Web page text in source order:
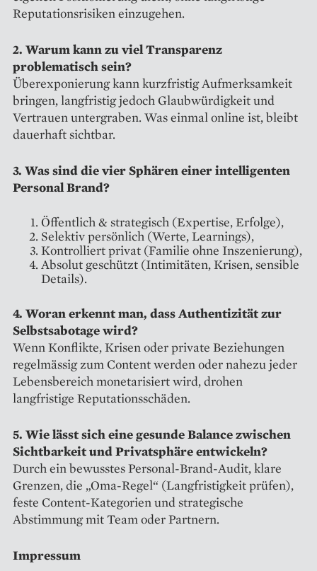
Reputationsrisiken einzugehen.
2. Warum kann zu viel Transparenz
problematisch sein?
Überexponierung kann kurzfristig Aufmerksamkeit
bringen, langfristig jedoch Glaubwürdigkeit und
Vertrauen untergraben. Was einmal online ist, bleibt
dauerhaft sichtbar.
3. Was sind die vier Sphären einer intelligenten
Personal Brand?
Öffentlich & strategisch (Expertise, Erfolge),
Selektiv persönlich (Werte, Learnings),
Kontrolliert privat (Familie ohne Inszenierung),
Absolut geschützt (Intimitäten, Krisen, sensible
Details).
4. Woran erkennt man, dass Authentizität zur
Selbstsabotage wird?
Wenn Konflikte, Krisen oder private Beziehungen
regelmässig zum Content werden oder nahezu jeder
Lebensbereich monetarisiert wird, drohen
langfristige Reputationsschäden.
5. Wie lässt sich eine gesunde Balance zwischen
Sichtbarkeit und Privatsphäre entwickeln?
Durch ein bewusstes Personal-Brand-Audit, klare
Grenzen, die „Oma-Regel“ (Langfristigkeit prüfen),
feste Content-Kategorien und strategische
Abstimmung mit Team oder Partnern.
Impressum